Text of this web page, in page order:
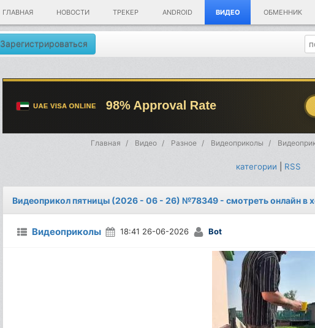
ГЛАВНАЯ НОВОСТИ ТРЕКЕР ANDROID ВИДЕО ОБМЕННИК
Зарегистрироваться
Главная Видео Разное Видеоприколы
категории RSS
Видеоприкол пятницы (2026 - 06 - 26) №78349 - смотреть онлайн в
Видеоприколы 18:41 26-06-2026 Bot